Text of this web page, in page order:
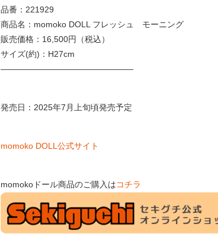
品番：221929
商品名：momoko DOLL フレッシュ モーニング
販売価格：16,500円（税込）
サイズ(約)：H27cm
————————————————
発売日：2025年7月上旬頃発売予定
momoko DOLL公式サイト
momokoドール商品のご購入はコチラ